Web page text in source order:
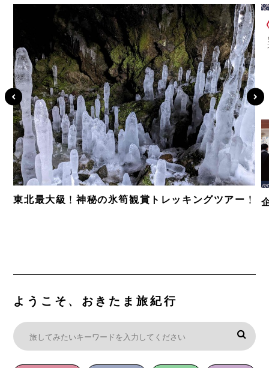
東北最大級！神秘の氷筍観賞トレッキングツアー！
ようこそ、おきたま旅紀行